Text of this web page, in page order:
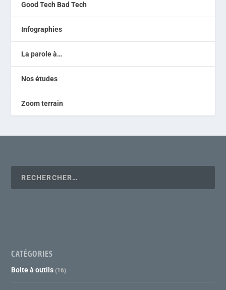
Good Tech Bad Tech
Infographies
La parole à…
Nos études
Zoom terrain
CATÉGORIES
Boite à outils (16)